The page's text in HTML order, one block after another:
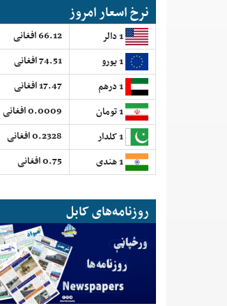
نرخ اسعار امروز
66.12 افغانی
74.51 افغانی
17.47 افغانی
0.0009 افغانی
0.2328 افغانی
0.75 افغانی
روزنامه‌های کابل